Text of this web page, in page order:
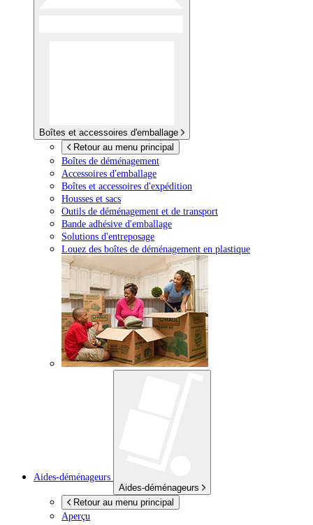
Boîtes et accessoires d'emballage
Retour au menu principal
Boîtes de déménagement
Accessoires d'emballage
Boîtes et accessoires d'expédition
Housses et sacs
Outils de déménagement et de transport
Bande adhésive d'emballage
Solutions d'entreposage
Louez des boîtes de déménagement en plastique
Aides-déménageurs
Aides-déménageurs
Retour au menu principal
Aperçu